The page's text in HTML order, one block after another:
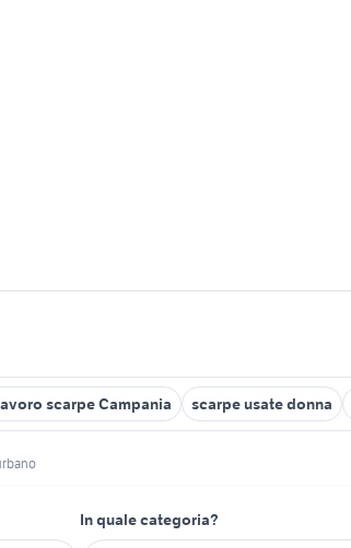
scarpe Campania scarpe usate donna
In quale categoria?